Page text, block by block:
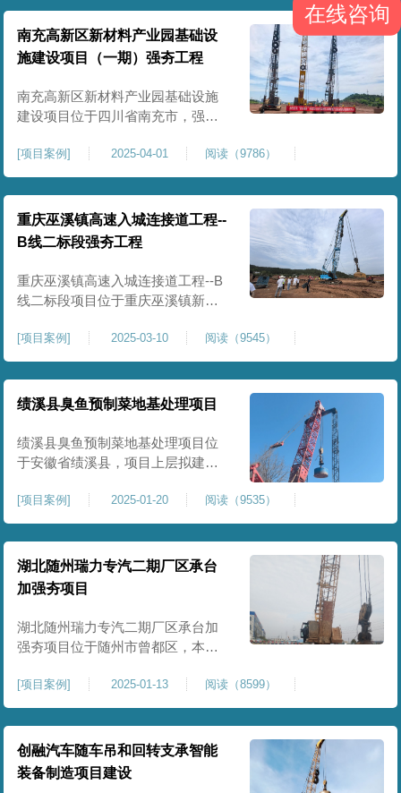
水池主体施工筑牢地基基础，保障
灌区水利设施长期稳定运行。本工
程核心施工内容为蓄水池场地地基
强夯加固处理，总强夯施工面积
25000㎡，施工完成后场地上部将新
南充高新区新材料产业园基础设
施建设项目（一期）强夯工程
南充高新区新材料产业园基础设施
建设项目位于四川省南充市，强夯
软弱土、回填土等复杂地质，采用
强夯地基加固，深层加固地基、提
升承载力、严控工后沉降，为厂
房、道路及配套设施筑牢基础。本
项目施工作业面积大，我司将整个
场地施工区域合理划分为若干个区
段，分区分段施工，投入强夯设备3
[项目案例] 2025-04-01 阅读（9786）
重庆巫溪镇高速入城连接道工程--
B线二标段强夯工程
重庆巫溪镇高速入城连接道工程--B
线二标段项目位于重庆巫溪镇新建
形成，回填完成，强夯施工一次，
极大考验我司与土方单位交叉施工
能力。每标段强夯施工完成，现场
工程师组织三方验收一次，确认工
施工质量，确保工程整体质量。在
施工过程中我司严格按照设计规范
[项目案例] 2025-03-10 阅读（9545）
绩溪县臭鱼预制菜地基处理项目
绩溪县臭鱼预制菜地基处理项目位
于安徽省绩溪县，项目上层拟建生
米。本项目场地后续使用要求较
高，设计拟采用大夯击能进行场地
地基加固处理，我司配备FW5000A
大型强夯机一台，并配备28m龙门架
一幅辅助高能级强夯施工，配备
85T，直径为2m，高度为2.2m的柱
锤一个，柱锤接地面积更小，强夯
穿透
[项目案例] 2025-01-20 阅读（9535）
湖北随州瑞力专汽二期厂区承台
加强夯项目
湖北随州瑞力专汽二期厂区承台加
强夯项目位于随州市曾都区，本项
要求采用强夯置换工艺进行加固处
理，要求经处理深度不小于8米，地
基承载力不小于180Kpa，该项目场
地周边已有建筑物，且本项目采用
夯击能较大，夯击次数较多，为确
保场地临近建筑物安全性，我司在
[项目案例] 2025-01-13 阅读（8599）
创融汽车随车吊和回转支承智能
装备制造项目建设
在线咨询